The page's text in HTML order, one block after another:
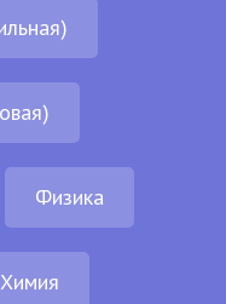
Физика
Химия